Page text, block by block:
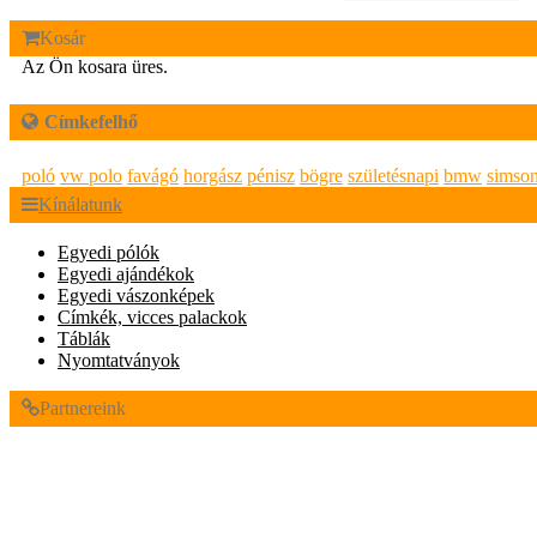
Kosár
Az Ön kosara üres.
Címkefelhő
poló vw polo favágó horgász pénisz bögre születésnapi bmw simson
Kínálatunk
Egyedi pólók
Egyedi ajándékok
Egyedi vászonképek
Címkék, vicces palackok
Táblák
Nyomtatványok
Partnereink